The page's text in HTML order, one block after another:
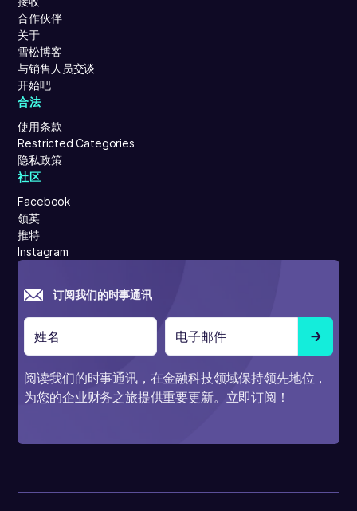
合作伙伴
关于
雪松博客
与销售人员交谈
开始吧
合法
使用条款
Restricted Categories
隐私政策
社区
Facebook
领英
推特
Instagram
订阅我们的时事通讯
阅读我们的时事通讯，在金融科技领域保持领先地位，
为您的企业财务之旅提供重要更新。立即订阅！